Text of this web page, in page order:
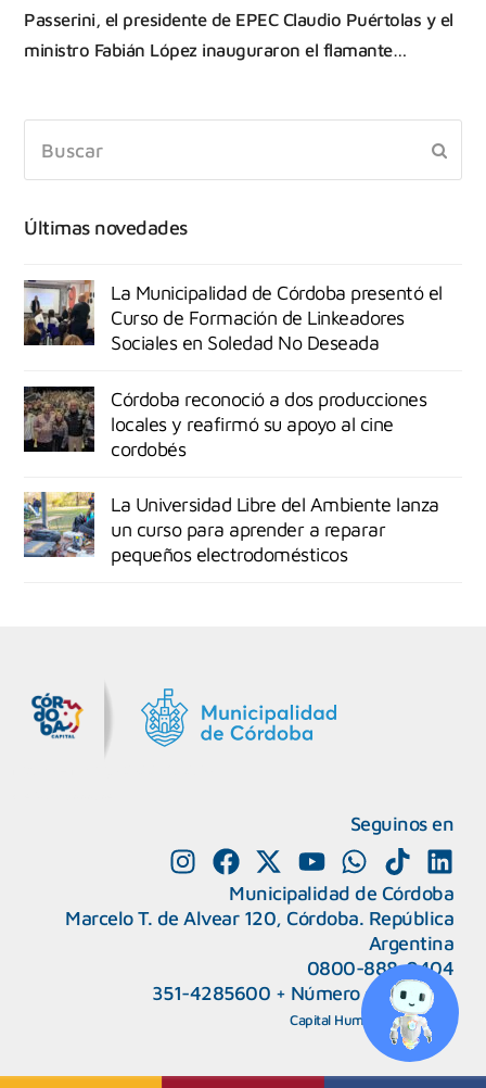
Passerini, el presidente de EPEC Claudio Puértolas y el
ministro Fabián López inauguraron el flamante…
Últimas novedades
La Municipalidad de Córdoba presentó el
Curso de Formación de Linkeadores
Sociales en Soledad No Deseada
Córdoba reconoció a dos producciones
locales y reafirmó su apoyo al cine
cordobés
La Universidad Libre del Ambiente lanza
un curso para aprender a reparar
pequeños electrodomésticos
Seguinos en
Municipalidad de Córdoba
Marcelo T. de Alvear 120, Córdoba. República
Argentina
0800-888-0404
351-4285600 + Número de interno
Capital Humano |Webmail
CAPeM – Centro de Atención a Personas Migrantes y Refugiadas.